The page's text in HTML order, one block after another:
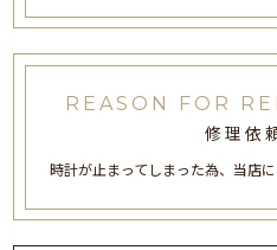
REASON FOR
修理依
時計が止まってしまった為、当店